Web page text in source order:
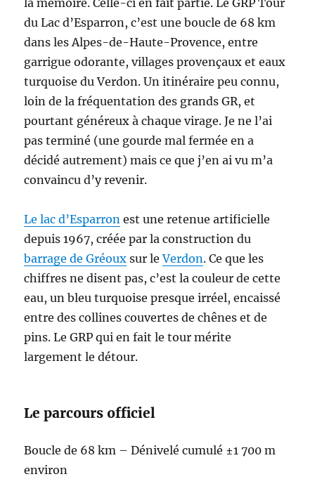
la mémoire. Celle-ci en fait partie. Le GRP Tour
du Lac d’Esparron, c’est une boucle de 68 km
dans les Alpes-de-Haute-Provence, entre
garrigue odorante, villages provençaux et eaux
turquoise du Verdon. Un itinéraire peu connu,
loin de la fréquentation des grands GR, et
pourtant généreux à chaque virage. Je ne l’ai
pas terminé (une gourde mal fermée en a
décidé autrement) mais ce que j’en ai vu m’a
convaincu d’y revenir.
Le lac d’Esparron est une retenue artificielle
depuis 1967, créée par la construction du
barrage de Gréoux sur leVerdon. Ce que les
chiffres ne disent pas, c’est la couleur de cette
eau, un bleu turquoise presque irréel, encaissé
entre des collines couvertes de chênes et de
pins. Le GRP qui en fait le tour mérite
largement le détour.
Le parcours officiel
Boucle de 68 km – Dénivelé cumulé ±1 700 m
environ